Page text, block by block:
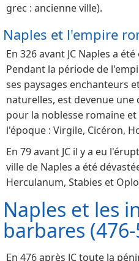
grec : ancienne ville).
Naples et l'empire
En 326 avant JC Naples a
Pendant la période de
ses paysages enchanteurs
naturelles, est devenue une
pour la noblesse romaine
l'époque : Virgile, Cicéron,
En 79 avant JC il y a eu
ville de Naples a été
Herculanum, Stabies et
Naples et les
barbares (476-
En 476 après JC toute la